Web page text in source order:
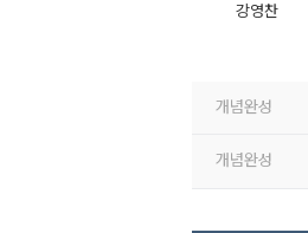
강영찬
개념완성
개념완성